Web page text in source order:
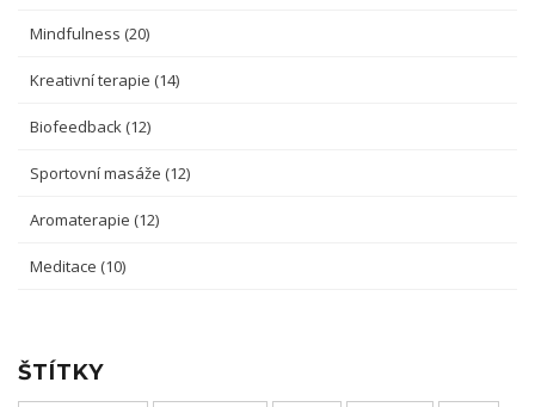
Mindfulness (20)
Kreativní terapie (14)
Biofeedback (12)
Sportovní masáže (12)
Aromaterapie (12)
Meditace (10)
ŠTÍTKY